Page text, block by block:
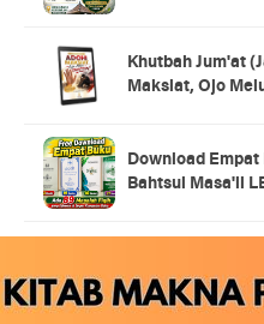
Khutbah Jum'at
Maksiat, Ojo
Download Empat
Bahtsul Masa'il